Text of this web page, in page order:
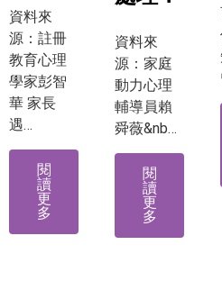
資料來
源：註冊
教育心理
學家彭智
華 家長
遇…
閱
讀
更
多
資料來
源：家庭
動力心理
輔導員賴
舜薇&nb…
閱
讀
更
多